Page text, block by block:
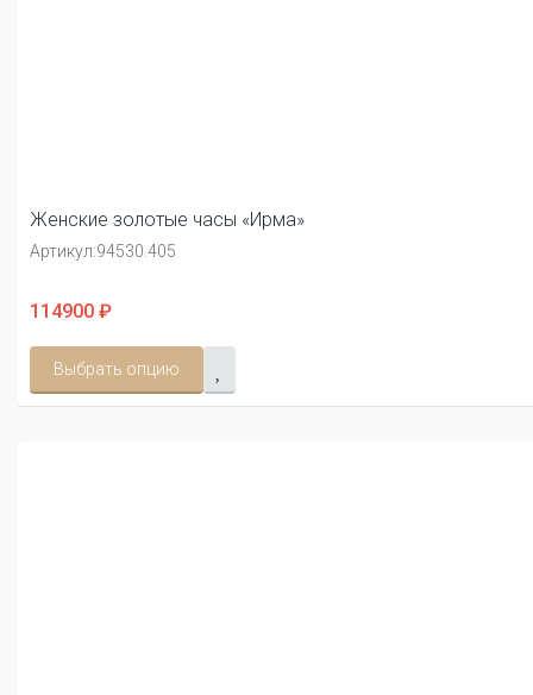
Женские золотые часы «Ирма»
Артикул:94530.405
114900 ₽
Выбрать опцию